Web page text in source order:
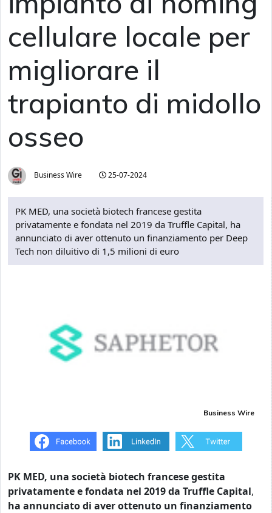
cellulare locale per
migliorare il
trapianto di midollo
osseo
Business Wire 25-07-2024
PK MED, una società biotech francese gestita
privatamente e fondata nel 2019 da Truffle Capital, ha
annunciato di aver ottenuto un finanziamento per Deep
Tech non diluitivo di 1,5 milioni di euro
Business Wire
PK MED, una società biotech francese gestita
privatamente e fondata nel 2019 da Truffle Capital,
ha annunciato di aver ottenuto un finanziamento